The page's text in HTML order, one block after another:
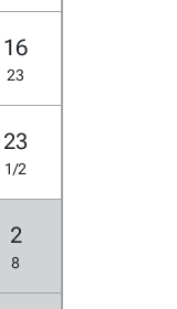
16
23
23
1/2
2
8